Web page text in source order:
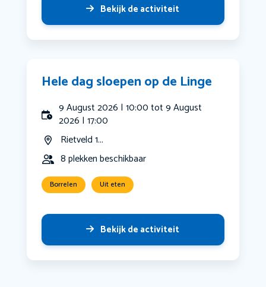
Bekijk de activiteit
Hele dag sloepen op de Linge
9 August 2026 | 10:00 tot 9 August
2026 | 17:00
Rietveld 1...
8 plekken beschikbaar
Borrelen Uit eten
Bekijk de activiteit